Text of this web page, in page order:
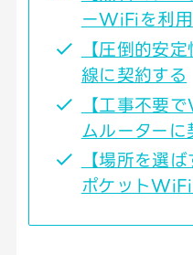
ーWiFiを利用
【圧倒的安
線に契約する
【工事不要
ムルーターに
【場所を選
ポケット